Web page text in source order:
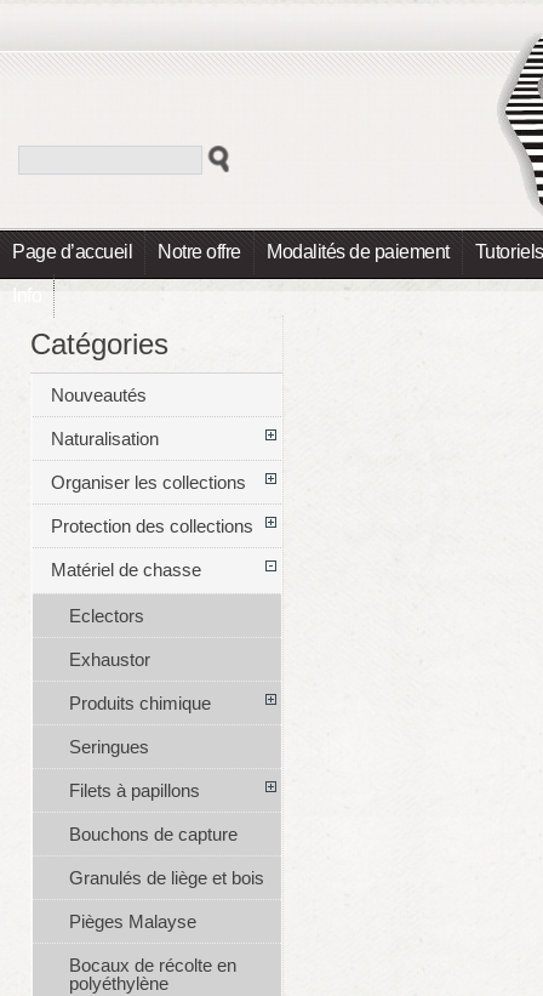
Page d’accueil Notre offre Modalités de paiement Tutoriels
Info
Catégories
Nouveautés
Naturalisation
Organiser les collections
Protection des collections
Matériel de chasse
Eclectors
Exhaustor
Produits chimique
Seringues
Filets à papillons
Bouchons de capture
Granulés de liège et bois
Pièges Malayse
Bocaux de récolte en
polyéthylène